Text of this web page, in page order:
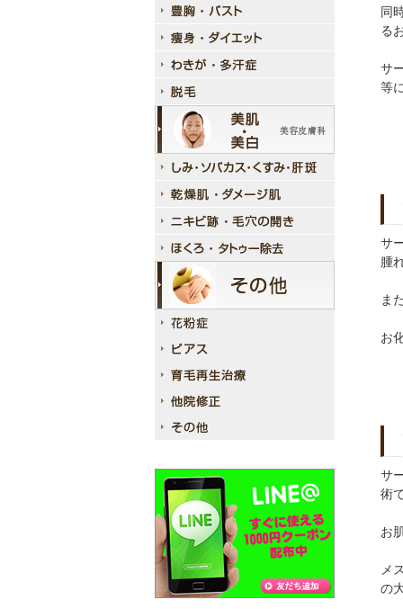
同
る
サ
等
サ
腫
ま
お
サ
術
お
メ
の